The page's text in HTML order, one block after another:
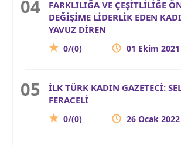
FARKLILIĞA VE ÇEŞİTLİLİĞE
DEĞİŞİME LİDERLİK EDEN
YAVUZ DİREN
0/(0) 01 Ekim 2021
İLK TÜRK KADIN GAZETECİ:
FERACELİ
0/(0) 26 Ocak 2022